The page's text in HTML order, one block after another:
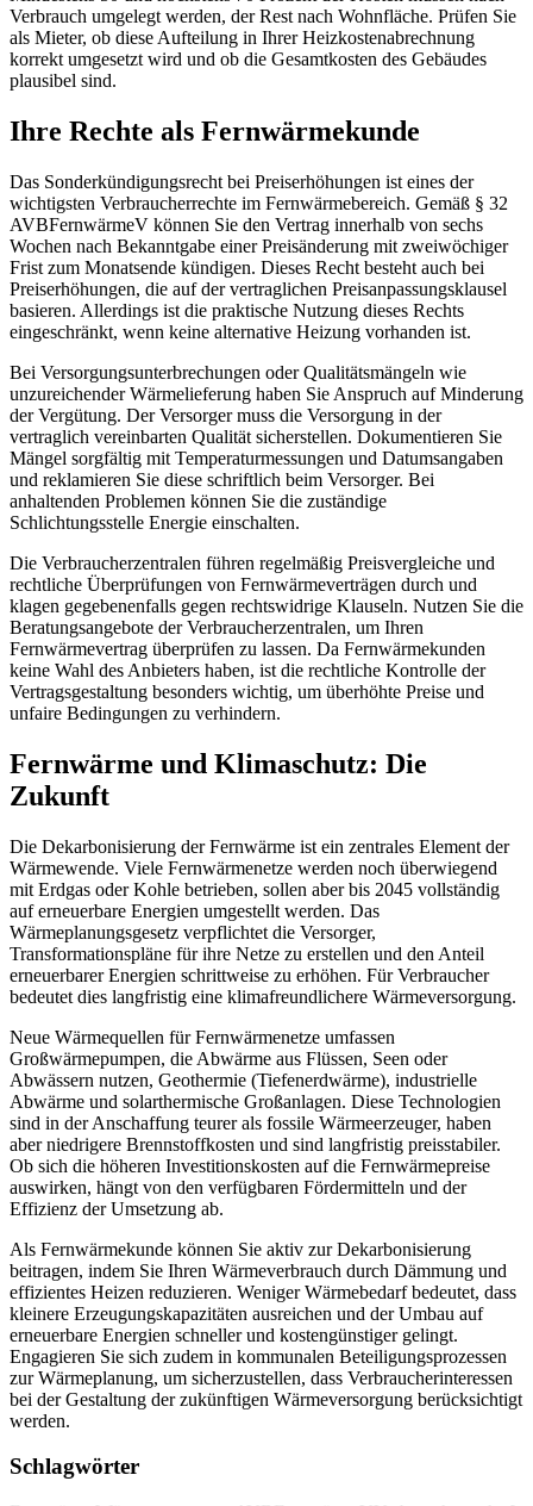
Verbrauch umgelegt werden, der Rest nach Wohnfläche. Prüfen Sie
als Mieter, ob diese Aufteilung in Ihrer Heizkostenabrechnung
korrekt umgesetzt wird und ob die Gesamtkosten des Gebäudes
plausibel sind.
Ihre Rechte als Fernwärmekunde
Das Sonderkündigungsrecht bei Preiserhöhungen ist eines der
wichtigsten Verbraucherrechte im Fernwärmebereich. Gemäß § 32
AVBFernwärmeV können Sie den Vertrag innerhalb von sechs
Wochen nach Bekanntgabe einer Preisänderung mit zweiwöchiger
Frist zum Monatsende kündigen. Dieses Recht besteht auch bei
Preiserhöhungen, die auf der vertraglichen Preisanpassungsklausel
basieren. Allerdings ist die praktische Nutzung dieses Rechts
eingeschränkt, wenn keine alternative Heizung vorhanden ist.
Bei Versorgungsunterbrechungen oder Qualitätsmängeln wie
unzureichender Wärmelieferung haben Sie Anspruch auf Minderung
der Vergütung. Der Versorger muss die Versorgung in der
vertraglich vereinbarten Qualität sicherstellen. Dokumentieren Sie
Mängel sorgfältig mit Temperaturmessungen und Datumsangaben
und reklamieren Sie diese schriftlich beim Versorger. Bei
anhaltenden Problemen können Sie die zuständige
Schlichtungsstelle Energie einschalten.
Die Verbraucherzentralen führen regelmäßig Preisvergleiche und
rechtliche Überprüfungen von Fernwärmeverträgen durch und
klagen gegebenenfalls gegen rechtswidrige Klauseln. Nutzen Sie die
Beratungsangebote der Verbraucherzentralen, um Ihren
Fernwärmevertrag überprüfen zu lassen. Da Fernwärmekunden
keine Wahl des Anbieters haben, ist die rechtliche Kontrolle der
Vertragsgestaltung besonders wichtig, um überhöhte Preise und
unfaire Bedingungen zu verhindern.
Fernwärme und Klimaschutz: Die
Zukunft
Die Dekarbonisierung der Fernwärme ist ein zentrales Element der
Wärmewende. Viele Fernwärmenetze werden noch überwiegend
mit Erdgas oder Kohle betrieben, sollen aber bis 2045 vollständig
auf erneuerbare Energien umgestellt werden. Das
Wärmeplanungsgesetz verpflichtet die Versorger,
Transformationspläne für ihre Netze zu erstellen und den Anteil
erneuerbarer Energien schrittweise zu erhöhen. Für Verbraucher
bedeutet dies langfristig eine klimafreundlichere Wärmeversorgung.
Neue Wärmequellen für Fernwärmenetze umfassen
Großwärmepumpen, die Abwärme aus Flüssen, Seen oder
Abwässern nutzen, Geothermie (Tiefenerdwärme), industrielle
Abwärme und solarthermische Großanlagen. Diese Technologien
sind in der Anschaffung teurer als fossile Wärmeerzeuger, haben
aber niedrigere Brennstoffkosten und sind langfristig preisstabiler.
Ob sich die höheren Investitionskosten auf die Fernwärmepreise
auswirken, hängt von den verfügbaren Fördermitteln und der
Effizienz der Umsetzung ab.
Als Fernwärmekunde können Sie aktiv zur Dekarbonisierung
beitragen, indem Sie Ihren Wärmeverbrauch durch Dämmung und
effizientes Heizen reduzieren. Weniger Wärmebedarf bedeutet, dass
kleinere Erzeugungskapazitäten ausreichen und der Umbau auf
erneuerbare Energien schneller und kostengünstiger gelingt.
Engagieren Sie sich zudem in kommunalen Beteiligungsprozessen
zur Wärmeplanung, um sicherzustellen, dass Verbraucherinteressen
bei der Gestaltung der zukünftigen Wärmeversorgung berücksichtigt
werden.
Schlagwörter